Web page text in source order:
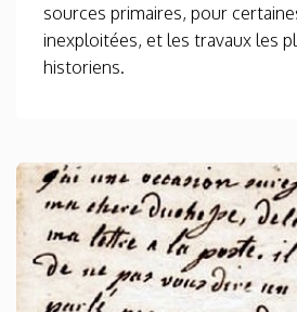
sources primaires, pour
inexploitées, et les travaux les
historiens.